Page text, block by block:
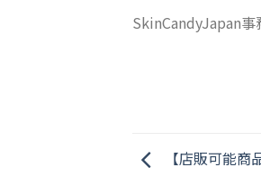
SkinCandyJapan事
【店販可能